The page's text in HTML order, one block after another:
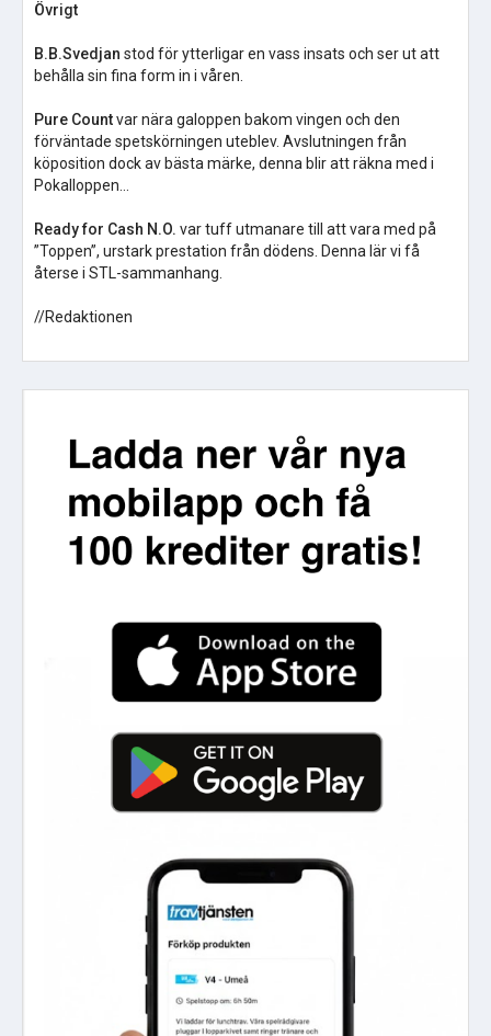
Övrigt
B.B.Svedjan stod för ytterligar en vass insats och ser ut att
behålla sin fina form in i våren.
Pure Countvar nära galoppen bakom vingen och den
förväntade spetskörningen uteblev. Avslutningen från
köposition dock av bästa märke, denna blir att räkna med i
Pokalloppen…
Ready for Cash N.O. var tuff utmanare till att vara med på
”Toppen”, urstark prestation från dödens. Denna lär vi få
återse i STL-sammanhang.
//Redaktionen